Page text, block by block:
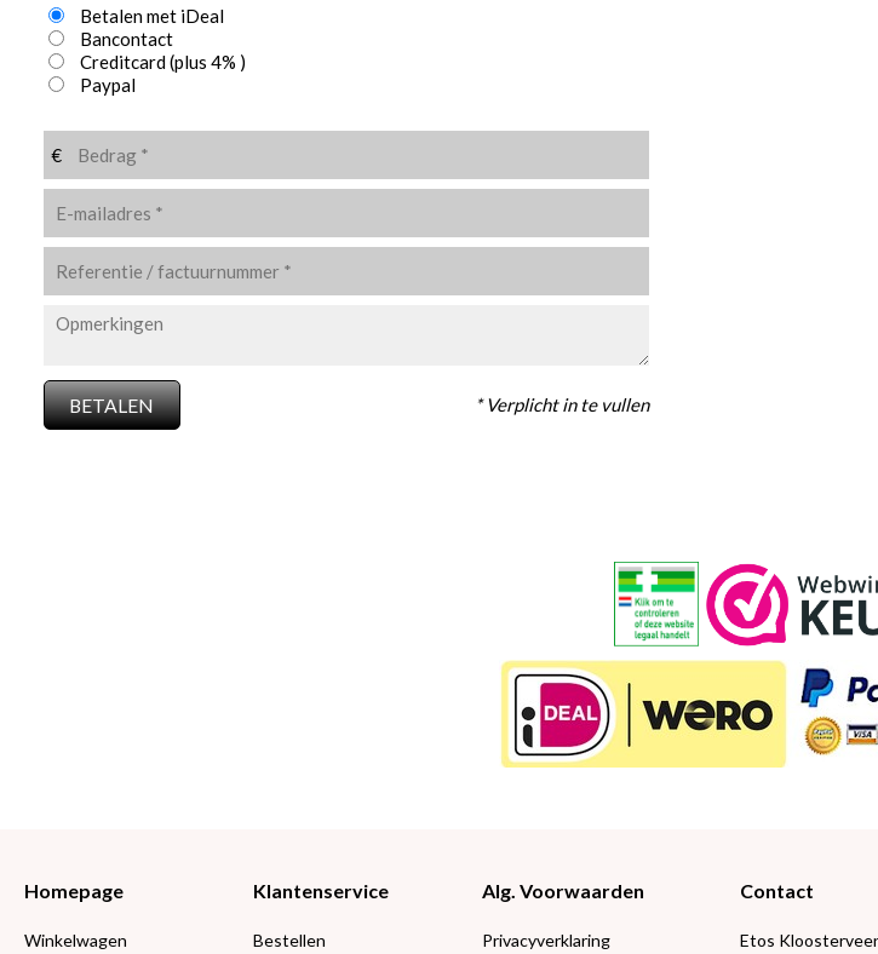
Betalen met iDeal
Bancontact
Creditcard(plus 4% )
Paypal
€
BETALEN * Verplicht in te vullen
Homepage
Winkelwagen
Klantenservice
Bestellen
Alg. Voorwaarden
Privacyverklaring
Contact
Etos